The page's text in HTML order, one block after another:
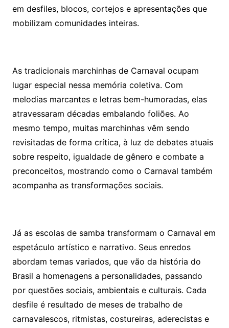
em desfiles, blocos, cortejos e apresentações que
mobilizam comunidades inteiras.
As tradicionais marchinhas de Carnaval ocupam
lugar especial nessa memória coletiva. Com
melodias marcantes e letras bem-humoradas, elas
atravessaram décadas embalando foliões. Ao
mesmo tempo, muitas marchinhas vêm sendo
revisitadas de forma crítica, à luz de debates atuais
sobre respeito, igualdade de gênero e combate a
preconceitos, mostrando como o Carnaval também
acompanha as transformações sociais.
Já as escolas de samba transformam o Carnaval em
espetáculo artístico e narrativo. Seus enredos
abordam temas variados, que vão da história do
Brasil a homenagens a personalidades, passando
por questões sociais, ambientais e culturais. Cada
desfile é resultado de meses de trabalho de
carnavalescos, ritmistas, costureiras, aderecistas e